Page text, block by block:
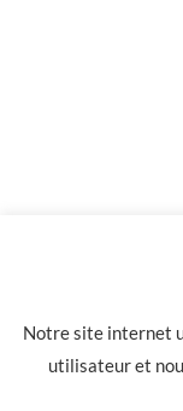
Notre site internet
utilisateur et